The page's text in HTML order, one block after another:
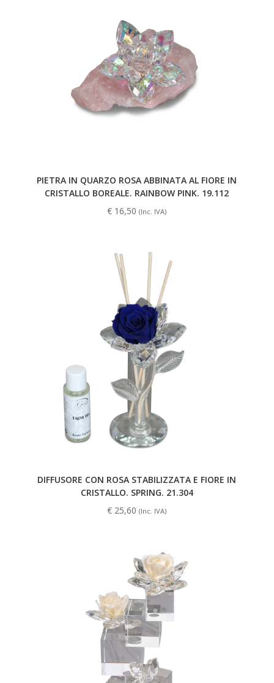
PIETRA IN QUARZO ROSA ABBINATA AL FIORE IN
CRISTALLO BOREALE. RAINBOW PINK. 19.112
€ 16,50 (Inc. IVA)
DIFFUSORE CON ROSA STABILIZZATA E FIORE IN
CRISTALLO. SPRING. 21.304
€ 25,60 (Inc. IVA)